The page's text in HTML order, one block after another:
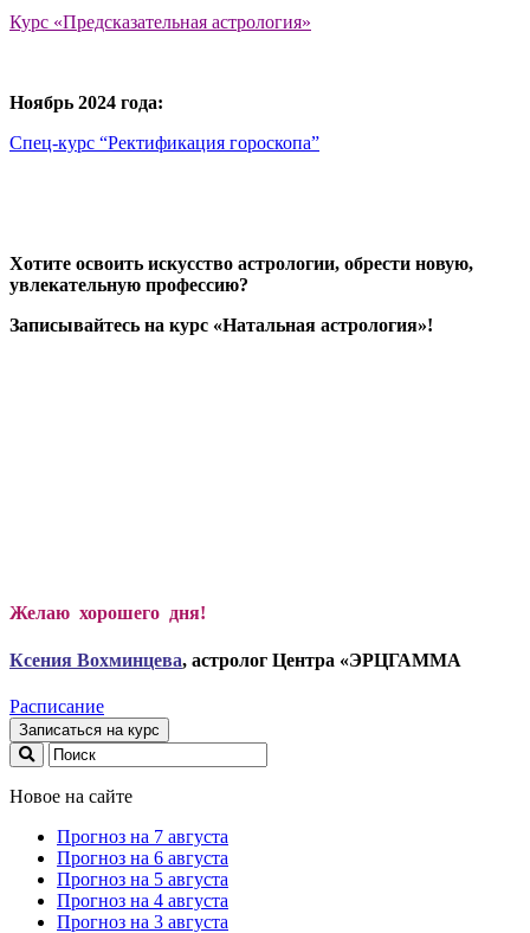
Курс «Предсказательная астрология»
Ноябрь 2024 года:
Спец-курс “Ректификация гороскопа”
Хотите освоить искусство астрологии, обрести новую,
увлекательную профессию?
Записывайтесь на курс «Натальная астрология»!
Желаю хорошего дня!
Ксения Вохминцева, астролог Центра «ЭРЦГАММА
Расписание
Записаться на курс
Новое на сайте
Прогноз на 7 августа
Прогноз на 6 августа
Прогноз на 5 августа
Прогноз на 4 августа
Прогноз на 3 августа